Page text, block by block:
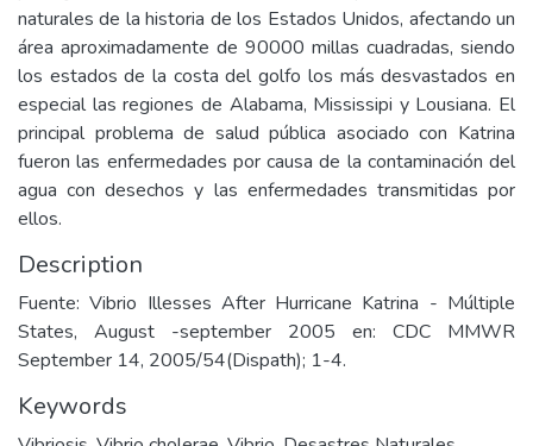
naturales de la historia de los Estados Unidos, afectando un
área aproximadamente de 90000 millas cuadradas, siendo
los estados de la costa del golfo los más desvastados en
especial las regiones de Alabama, Mississipi y Lousiana. El
principal problema de salud pública asociado con Katrina
fueron las enfermedades por causa de la contaminación del
agua con desechos y las enfermedades transmitidas por
ellos.
Description
Fuente: Vibrio Illesses After Hurricane Katrina - Múltiple
States, August -september 2005 en: CDC MMWR
September 14, 2005/54(Dispath); 1-4.
Keywords